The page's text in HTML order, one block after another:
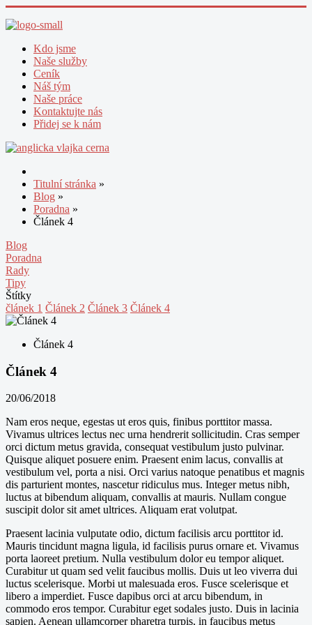
Kdo jsme
Naše služby
Ceník
Náš tým
Naše práce
Kontaktujte nás
Přidej se k nám
Titulní stránka »
Blog »
Poradna »
Článek 4
Blog
Poradna
Rady
Tipy
Štítky
článek 1 Článek 2 Článek 3 Článek 4
Článek 4
Článek 4
20/06/2018
Nam eros neque, egestas ut eros quis, finibus porttitor massa.
Vivamus ultrices lectus nec urna hendrerit sollicitudin. Cras semper
orci dictum metus gravida, consequat vestibulum justo pulvinar.
Quisque aliquet posuere enim. Praesent enim lacus, convallis at
vestibulum vel, porta a nisi. Orci varius natoque penatibus et magnis
dis parturient montes, nascetur ridiculus mus. Integer metus nibh,
luctus at bibendum aliquam, convallis at mauris. Nullam congue
suscipit dolor sit amet ultrices. Aliquam erat volutpat.
Praesent lacinia vulputate odio, dictum facilisis arcu porttitor id.
Mauris tincidunt magna ligula, id facilisis purus ornare et. Vivamus
porta laoreet pretium. Nulla vestibulum dolor eu tempor aliquet.
Curabitur ut quam sed velit faucibus mollis. Duis ut leo viverra dui
luctus scelerisque. Morbi ut malesuada eros. Fusce scelerisque et
libero a imperdiet. Fusce dapibus orci at arcu bibendum, in
commodo eros tempor. Curabitur eget sodales justo. Duis in lacinia
sapien. Aenean ullamcorper pharetra turpis, in faucibus metus